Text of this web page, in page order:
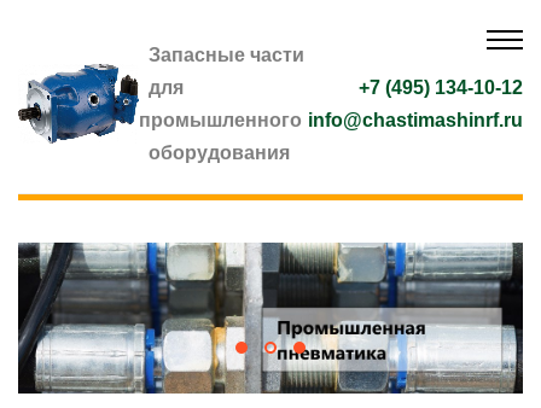
Запасные части
для
промышленного
оборудования
+7 (495) 134-10-12
info@chastimashinrf.ru